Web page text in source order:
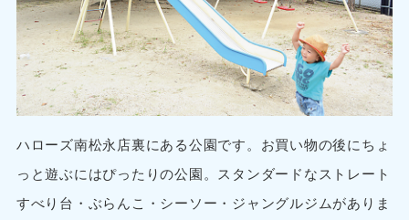
ハローズ南松永店裏にある公園です。お買い物の後にちょ
っと遊ぶにはぴったりの公園。スタンダードなストレート
すべり台・ぶらんこ・シーソー・ジャングルジムがありま